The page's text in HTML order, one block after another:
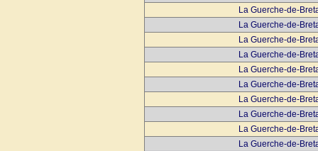
La Guerche-de-
La Guerche-de-
La Guerche-de-
La Guerche-de-
La Guerche-de-
La Guerche-de-
La Guerche-de-
La Guerche-de-
La Guerche-de-
La Guerche-de-